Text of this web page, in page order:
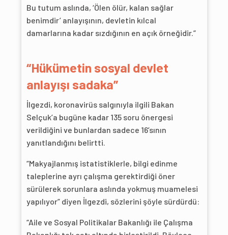
Bu tutum aslında, ‘Ölen ölür, kalan sağlar
benimdir’ anlayışının, devletin kılcal
damarlarına kadar sızdığının en açık örneğidir.”
“Hükümetin sosyal devlet
anlayışı sadaka”
İlgezdi, koronavirüs salgınıyla ilgili Bakan
Selçuk’a bugüne kadar 135 soru önergesi
verildiğini ve bunlardan sadece 16’sının
yanıtlandığını belirtti.
“Makyajlanmış istatistiklerle, bilgi edinme
taleplerine ayrı çalışma gerektirdiği öner
sürülerek sorunlara aslında yokmuş muamelesi
yapılıyor” diyen İlgezdi, sözlerini şöyle sürdürdü:
“Aile ve Sosyal Politikalar Bakanlığı ile Çalışma